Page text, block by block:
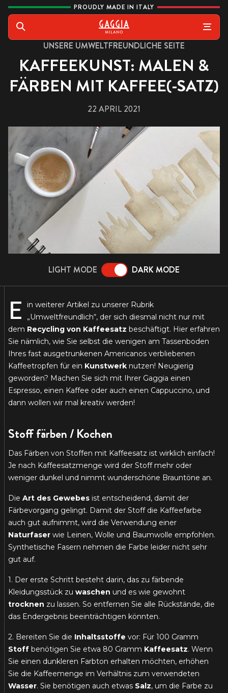
Skip to content PROUDLY MADE IN ITALY
Gaggia
UNSERE UMWELTFREUNDLICHE SEITE
KAFFEEKUNST: MALEN &
FÄRBEN MIT KAFFEE(-SATZ)
22 APRIL 2021
LIGHT MODE DARK MODE
E
in weiterer Artikel zu unserer Rubrik
„Umweltfreundlich“, der sich diesmal nicht nur mit
dem Recycling von Kaffeesatz beschäftigt. Hier erfahren
Sie nämlich, wie Sie selbst die wenigen am Tassenboden
Ihres fast ausgetrunkenen Americanos verbliebenen
Kaffeetropfen für ein Kunstwerk nutzen! Neugierig
geworden? Machen Sie sich mit Ihrer Gaggia einen
Espresso, einen Kaffee oder auch einen Cappuccino, und
dann wollen wir mal kreativ werden!
Stoff färben / Kochen
Das Färben von Stoffen mit Kaffeesatz ist wirklich einfach!
Je nach Kaffeesatzmenge wird der Stoff mehr oder
weniger dunkel und nimmt wunderschöne Brauntöne an.
Die Art des Gewebes ist entscheidend, damit der
Färbevorgang gelingt. Damit der Stoff die Kaffeefarbe
auch gut aufnimmt, wird die Verwendung einer
Naturfaser wie Leinen, Wolle und Baumwolle empfohlen.
Synthetische Fasern nehmen die Farbe leider nicht sehr
gut auf.
1. Der erste Schritt besteht darin, das zu färbende
Kleidungsstück zu waschen und es wie gewohnt
trocknen zu lassen. So entfernen Sie alle Rückstände, die
das Endergebnis beeinträchtigen könnten.
2. Bereiten Sie die Inhaltsstoffe vor: Für 100 Gramm
Stoff benötigen Sie etwa 80 Gramm Kaffeesatz. Wenn
Sie einen dunkleren Farbton erhalten möchten, erhöhen
Sie die Kaffeemenge im Verhältnis zum verwendeten
Wasser. Sie benötigen auch etwas Salz, um die Farbe zu